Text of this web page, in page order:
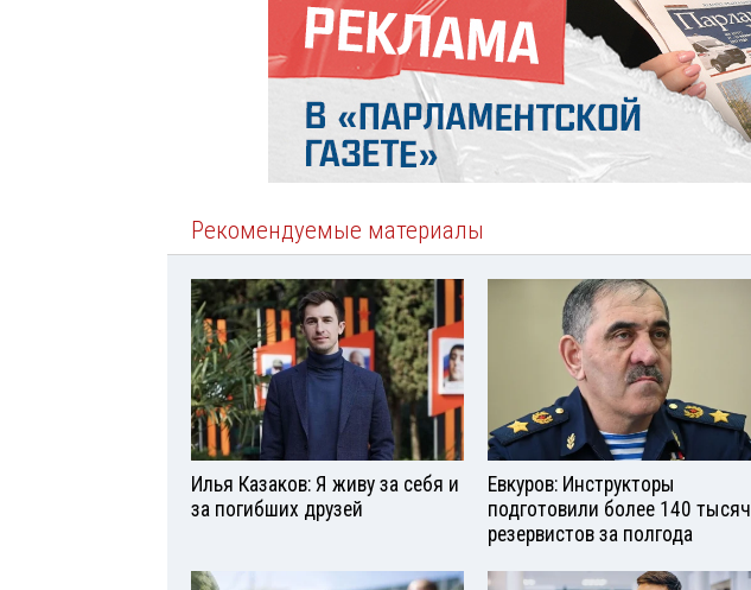
Рекомендуемые материалы
Илья Казаков: Я живу за себя и
за погибших друзей
Евкуров: Инструкторы
подготовили более 140 тысяч
резервистов за полгода